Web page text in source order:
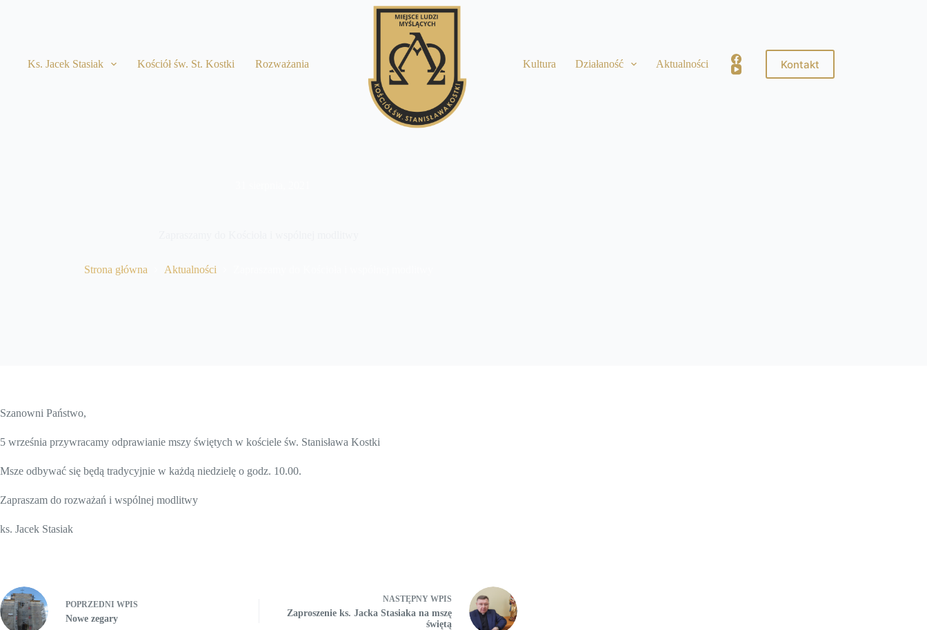
Ks. Jacek Stasiak Kościół św. St. Kostki Rozważania Kultura Działaność Aktualności Kontakt
Strona główna Aktualności
Szanowni Państwo,
5 września przywracamy odprawianie mszy świętych w kościele św. Stanisława Kostki
Msze odbywać się będą tradycyjnie w każdą niedzielę o godz. 10.00.
Zapraszam do rozważań i wspólnej modlitwy
ks. Jacek Stasiak
POPRZEDNI WPIS
Nowe zegary
NASTĘPNY WPIS
Zaproszenie ks. Jacka Stasiaka na mszę
świętą